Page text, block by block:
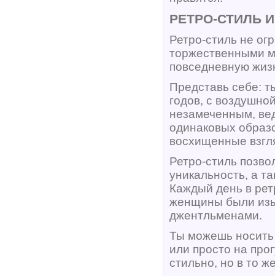
РЕТРО-СТИЛЬ
Ретро-стиль не
торжественными
повседневную
Представь себе:
годов, с
незамеченным,
одинаковых
восхищенные
Ретро-стиль
уникальность, а
Каждый день в
женщины были
джентльменами.
Ты можешь носить
или просто на
стильно, но в то